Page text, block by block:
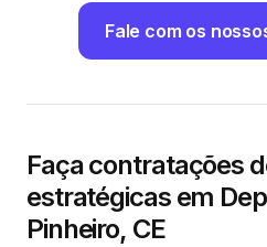
Fale com os
Faça contratações
estratégicas em
Pinheiro, CE